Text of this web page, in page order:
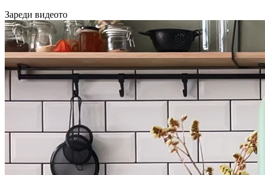
Зареди видеото